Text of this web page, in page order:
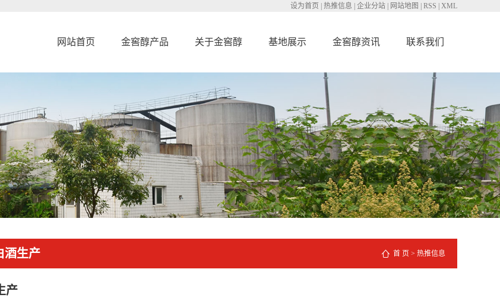
设为首页 热推信息 企业分站 网站地图 RSS XML
网站首页 金窖醇产品 关于金窖醇 基地展示 金窖醇资讯 联系我们
酒生产 首 页 > 热推信息
产